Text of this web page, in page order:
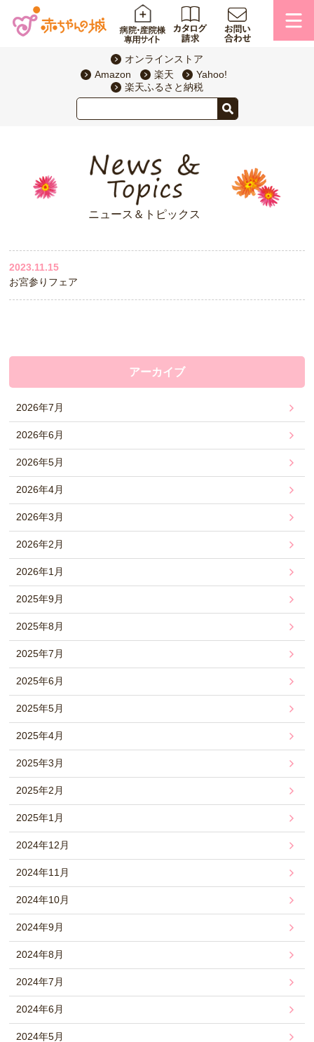
オンラインストア
Amazon
楽天
Yahoo!
楽天ふるさと納税
ニュース＆トピックス
2023.11.15
お宮参りフェア
アーカイブ
2026年7月
2026年6月
2026年5月
2026年4月
2026年3月
2026年2月
2026年1月
2025年9月
2025年8月
2025年7月
2025年6月
2025年5月
2025年4月
2025年3月
2025年2月
2025年1月
2024年12月
2024年11月
2024年10月
2024年9月
2024年8月
2024年7月
2024年6月
2024年5月